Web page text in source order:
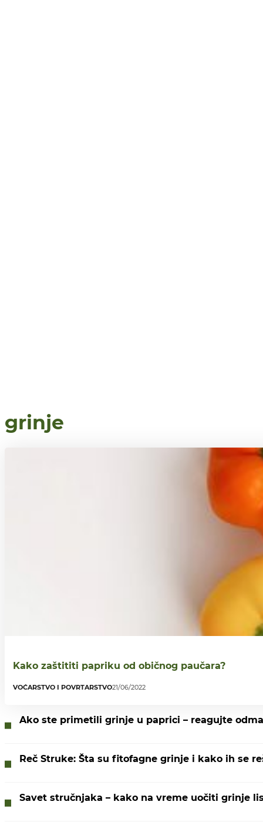
grinje
Kako zaštititi papriku od običnog paučara?
VOĆARSTVO I POVRTARSTVO21/06/2022
Ako ste primetili grinje u paprici – reagujte
Reč Struke: Šta su fitofagne grinje i kako ih se
Savet stručnjaka – kako na vreme uočiti grinje